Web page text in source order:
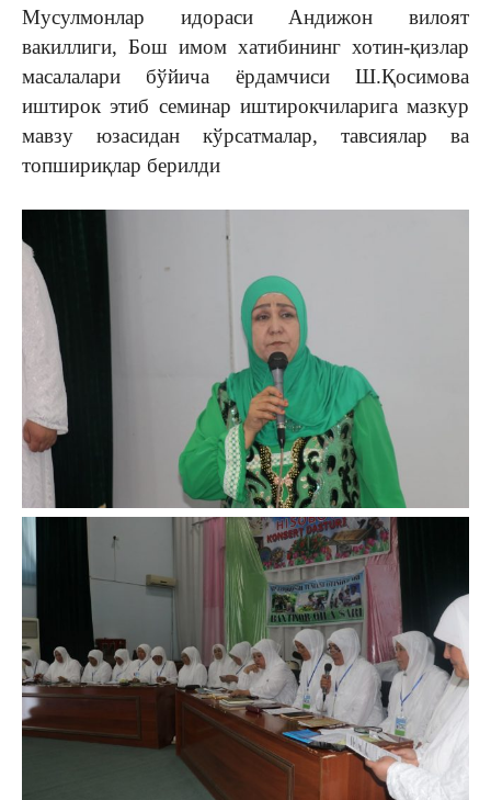
Мусулмонлар идораси Андижон вилоят
вакиллиги, Бош имом хатибининг хотин-қизлар
масалалари бўйича ёрдамчиси Ш.Қосимова
иштирок этиб семинар иштирокчиларига мазкур
мавзу юзасидан кўрсатмалар, тавсиялар ва
топшириқлар берилди